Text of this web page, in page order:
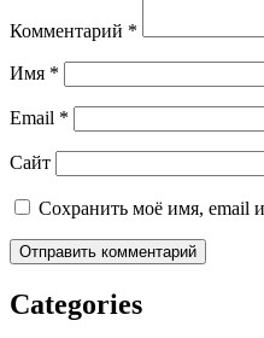
Комментарий *
Имя *
Email *
Сайт
Сохранить моё имя, email
Categories